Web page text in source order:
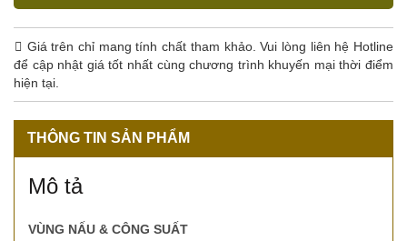
Giá trên chỉ mang tính chất tham khảo. Vui lòng liên hệ Hotline
để cập nhật giá tốt nhất cùng chương trình khuyến mại thời điểm
hiện tại.
THÔNG TIN SẢN PHẨM
Mô tả
VÙNG NẤU & CÔNG SUẤT